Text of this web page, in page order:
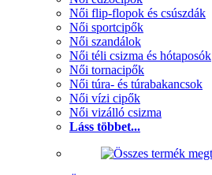
Női flip-flopok és csúszdák
Női sportcipők
Női szandálok
Női téli csizma és hótaposók
Női tornacipők
Női túra- és túrabakancsok
Női vízi cipők
Női vizálló csizma
Láss többet...